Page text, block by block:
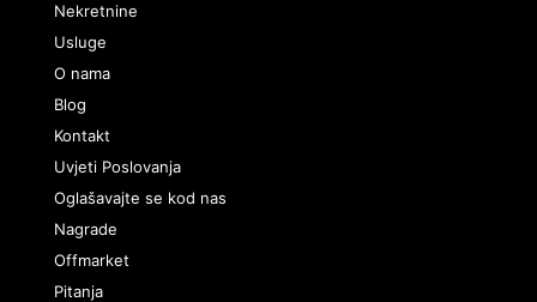
Nekretnine
Usluge
O nama
Blog
Kontakt
Uvjeti Poslovanja
Oglašavajte se kod nas
Nagrade
Offmarket
Pitanja